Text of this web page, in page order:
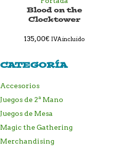
CATEGORÍA
Accesorios
Juegos de 2ª Mano
Juegos de Mesa
Magic the Gathering
Merchandising
Blood on the
Clocktower
135,00€ IVA incluido